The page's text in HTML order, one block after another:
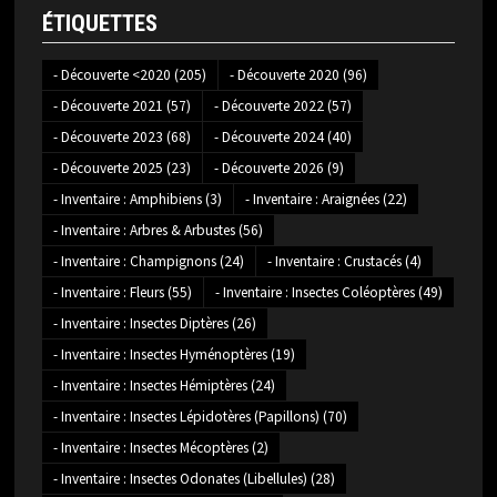
ÉTIQUETTES
- Découverte <2020 (205) - Découverte 2020 (96)
- Découverte 2021 (57) - Découverte 2022(57)
- Découverte 2023 (68) - Découverte 2024(40)
- Découverte 2025 (23) - Découverte 2026 (9)
- Inventaire : Amphibiens(3) - Inventaire : Araignées(22)
- Inventaire : Arbres & Arbustes(56)
- Inventaire : Champignons(24) - Inventaire : Crustacés(4)
- Inventaire : Fleurs(55) - Inventaire : Insectes Coléoptères(49)
- Inventaire : Insectes Diptères(26)
- Inventaire : Insectes Hyménoptères(19)
- Inventaire : Insectes Hémiptères(24)
- Inventaire : Insectes Lépidotères (Papillons) (70)
- Inventaire : Insectes Mécoptères(2)
- Inventaire : Insectes Odonates (Libellules) (28)